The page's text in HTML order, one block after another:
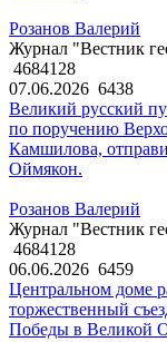
Розанов Валерий
Журнал "Вестник
4684128
07.06.2026 6438
Великий русский
по поручению
Камшилова,
Оймякон.
Розанов Валерий
Журнал "Вестник
4684128
06.06.2026 6459
Центральном доме
торжественный
Победы в Великой